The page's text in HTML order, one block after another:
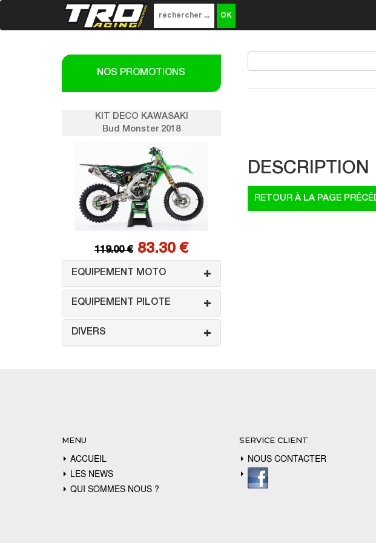
NOS PROMOTIONS
KIT DECO KAWASAKI
Bud Monster 2018
119.00 € 83.30 €
EQUIPEMENT MOTO
EQUIPEMENT PILOTE
DIVERS
DESCRIPTION
MENU
ACCUEIL
LES NEWS
QUI SOMMES NOUS ?
SERVICE CLIENT
NOUS CONTACTER